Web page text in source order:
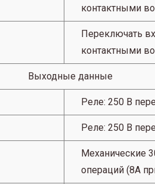
контактными
Переключать
контактными
Выходные данные
Реле: 250 В
Реле: 250 В
Механические
операций (8A